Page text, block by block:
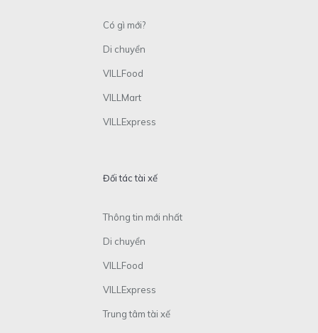
Có gì mới?
Di chuyển
VILLFood
VILLMart
VILLExpress
Đối tác tài xế
Thông tin mới nhất
Di chuyển
VILLFood
VILLExpress
Trung tâm tài xế